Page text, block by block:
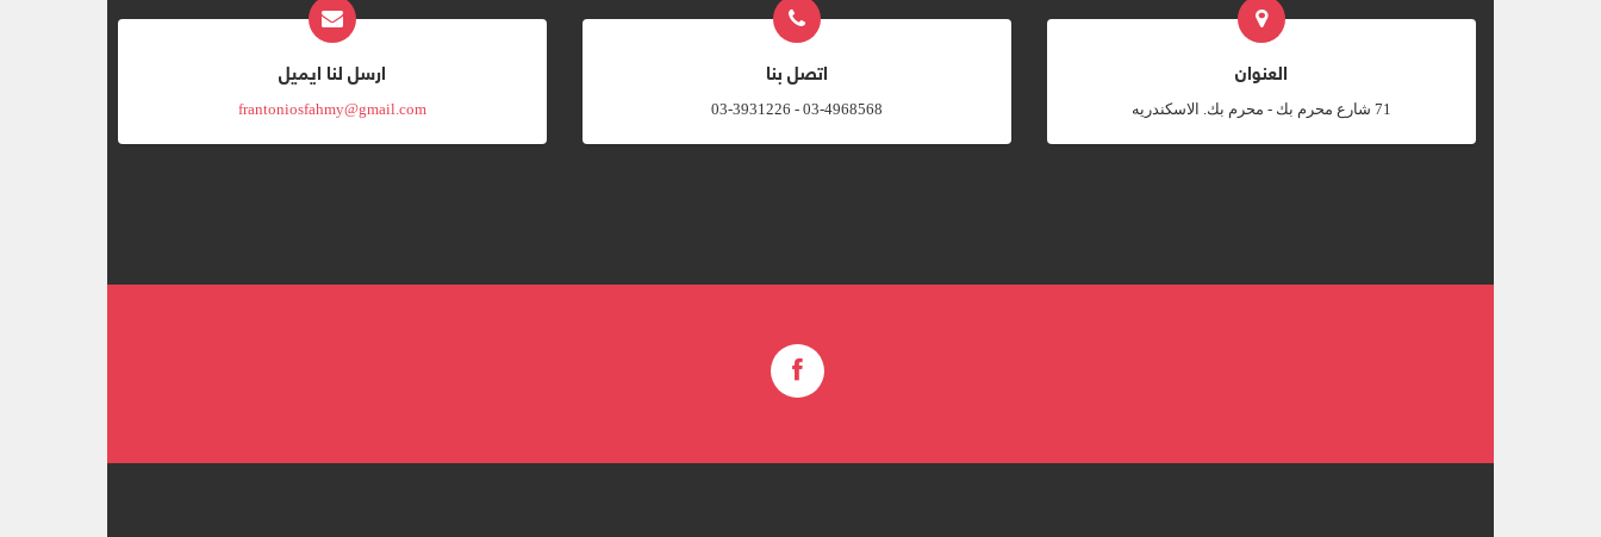
العنوان
‎71 شارع محرم بك - محرم بك. الاسكندريه
اتصل بنا
03-4968568 - 03-3931226
ارسل لنا ايميل
frantoniosfahmy@gmail.com